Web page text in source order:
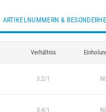
ARTIKELNUMMERN &
Verhältnis
3.2/1
3.4/1